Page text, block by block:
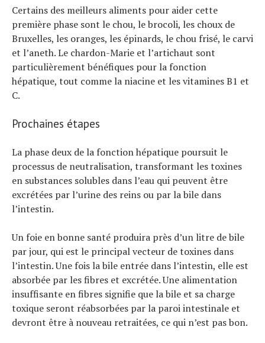
Certains des meilleurs aliments pour aider cette
première phase sont le chou, le brocoli, les choux de
Bruxelles, les oranges, les épinards, le chou frisé, le carvi
et l’aneth. Le chardon-Marie et l’artichaut sont
particulièrement bénéfiques pour la fonction
hépatique, tout comme la niacine et les vitamines B1 et
C.
Prochaines étapes
La phase deux de la fonction hépatique poursuit le
processus de neutralisation, transformant les toxines
en substances solubles dans l’eau qui peuvent être
excrétées par l’urine des reins ou par la bile dans
l’intestin.
Un foie en bonne santé produira près d’un litre de bile
par jour, qui est le principal vecteur de toxines dans
l’intestin. Une fois la bile entrée dans l’intestin, elle est
absorbée par les fibres et excrétée. Une alimentation
insuffisante en fibres signifie que la bile et sa charge
toxique seront réabsorbées par la paroi intestinale et
devront être à nouveau retraitées, ce qui n’est pas bon.